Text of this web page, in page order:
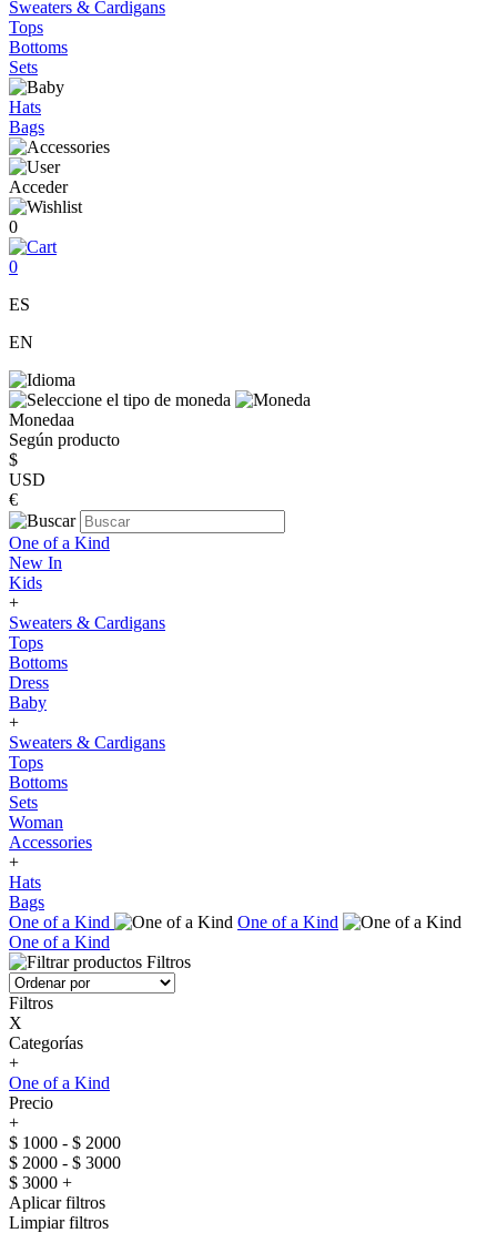
Sweaters & Cardigans
Tops
Bottoms
Sets
Hats
Bags
Acceder
0
0
ES
EN
Monedaa
Según producto
$
USD
€
One of a Kind
New In
Kids
+
Sweaters & Cardigans
Tops
Bottoms
Dress
Baby
+
Sweaters & Cardigans
Tops
Bottoms
Sets
Woman
Accessories
+
Hats
Bags
One of a Kind
One of a Kind
One of a Kind
Filtros
Filtros
X
Categorías
+
One of a Kind
Precio
+
$ 1000 - $ 2000
$ 2000 - $ 3000
$ 3000 +
Aplicar filtros
Limpiar filtros